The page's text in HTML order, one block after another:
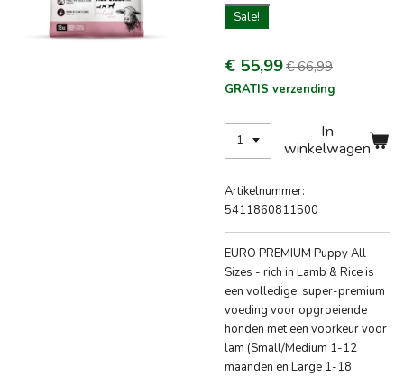
Sale!
€ 55,99€ 66,99
GRATIS verzending
In
winkelwagen
Artikelnummer:
5411860811500
EURO PREMIUM Puppy All
Sizes - rich in Lamb & Rice is
een volledige, super-premium
voeding voor opgroeiende
honden met een voorkeur voor
lam (Small/Medium 1-12
maanden en Large 1-18